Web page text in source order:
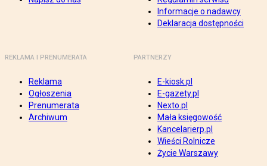
Informacje o nadawcy
Deklaracja dostępności
REKLAMA I PRENUMERATA
Reklama
Ogłoszenia
Prenumerata
Archiwum
PARTNERZY
E-kiosk.pl
E-gazety.pl
Nexto.pl
Mała księgowość
Kancelarierp.pl
Wieści Rolnicze
Życie Warszawy